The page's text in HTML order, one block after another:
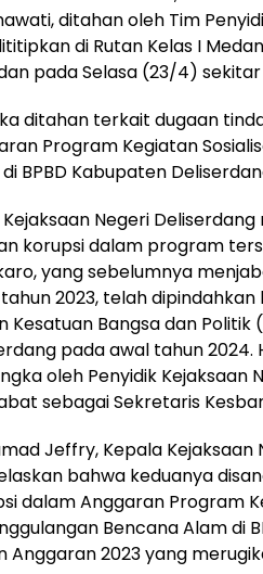
ditahan oleh Tim
di Rutan Kelas I
pada Selasa (23/4) sekitar
ditahan terkait dugaan
Program Kegiatan
BPBD Kabupaten
Kejaksaan Negeri
korupsi dalam program
yang sebelumnya
2023, telah
Kesatuan Bangsa dan
pada awal tahun
oleh Penyidik Kejaksaan
sebagai Sekretaris
Jeffry, Kepala Kejaksaan
bahwa keduanya
dalam Anggaran Program
Bencana Alam di
Anggaran 2023 yang